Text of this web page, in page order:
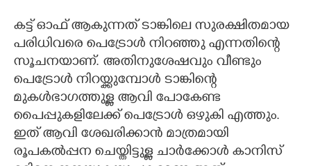
കട്ട് ഓഫ് ആകുന്നത് ടാങ്കിലെ സുരക്ഷിതമായ
പരിധിവരെ പെട്രോൾ നിറഞ്ഞു എന്നതിന്റെ
സൂചനയാണ്. അതിനുശേഷവും വീണ്ടും
പെട്രോൾ നിറയ്ക്കുമ്പോൾ ടാങ്കിന്റെ
മുകൾഭാഗത്തുള്ള ആവി പോകേണ്ട
പൈപ്പുകളിലേക്ക് പെട്രോൾ ഒഴുകി എത്തും.
ഇത് ആവി ശേഖരിക്കാൻ മാത്രമായി
രൂപകൽപ്പന ചെയ്തിട്ടുള്ള ചാർക്കോൾ കാനിസ്​